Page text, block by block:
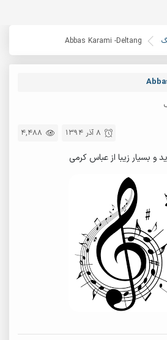
Abbas Karami -Deltang
4,488 8 آذر 1394
و بسیار زیبا از عباس کرمی